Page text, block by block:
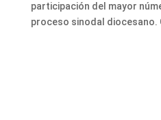
participación del mayor
proceso sinodal diocesano.